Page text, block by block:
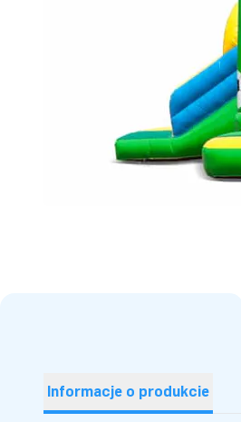
Informacje o produkcie